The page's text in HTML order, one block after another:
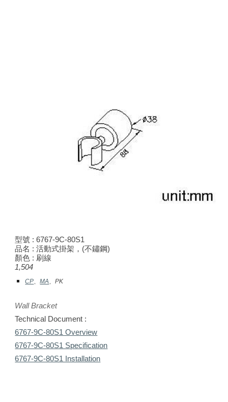
型號 : 6767-9C-80S1
品名 : 活動式掛架， (不鏽鋼)
顏色 : 刷線
1,504
CP、MA、PK
Wall Bracket
Technical Document :
6767-9C-80S1 Overview
6767-9C-80S1 Specification
6767-9C-80S1 Installation